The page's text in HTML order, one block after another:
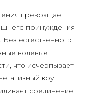
превращает
принуждения
естественного
волевые
что исчерпывает
круг
соединение